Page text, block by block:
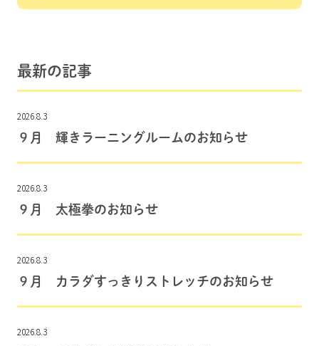
最新の記事
2026.8.3
９月 輝きラーニングルームのお知らせ
2026.8.3
９月 太極拳のお知らせ
2026.8.3
９月 カラダすっきりストレッチのお知らせ
2026.8.3